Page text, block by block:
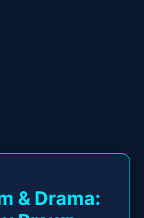
& Drama: